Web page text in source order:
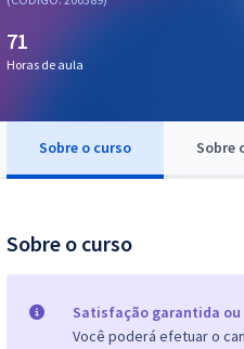
71
Horas de aula
Sobre o curso Sobre
Sobre o curso
Satisfação garantida ou
Você poderá efetuar o